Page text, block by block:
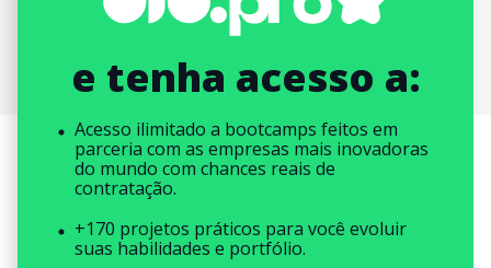
e tenha acesso a:
Acesso ilimitado a bootcamps feitos em
parceria com as empresas mais inovadoras
do mundo com chances reais de
contratação.
+170 projetos práticos para você evoluir
suas habilidades e portfólio.